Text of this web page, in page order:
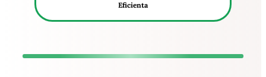
Eficienta